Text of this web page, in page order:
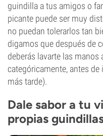
guindilla a tus amigos o
picante puede ser muy
no puedan tolerarlos tan
digamos que después de
deberás lavarte las manos
categóricamente, antes de
más tarde).
Dale sabor a tu
propias